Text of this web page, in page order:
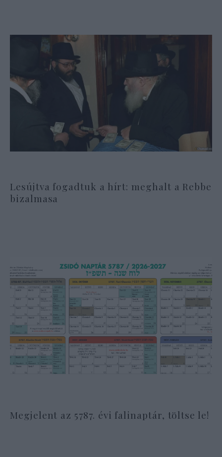
Lesújtva fogadtuk a hírt: meghalt a Rebbe
bizalmasa
Megjelent az 5787. évi falinaptár, töltse le!